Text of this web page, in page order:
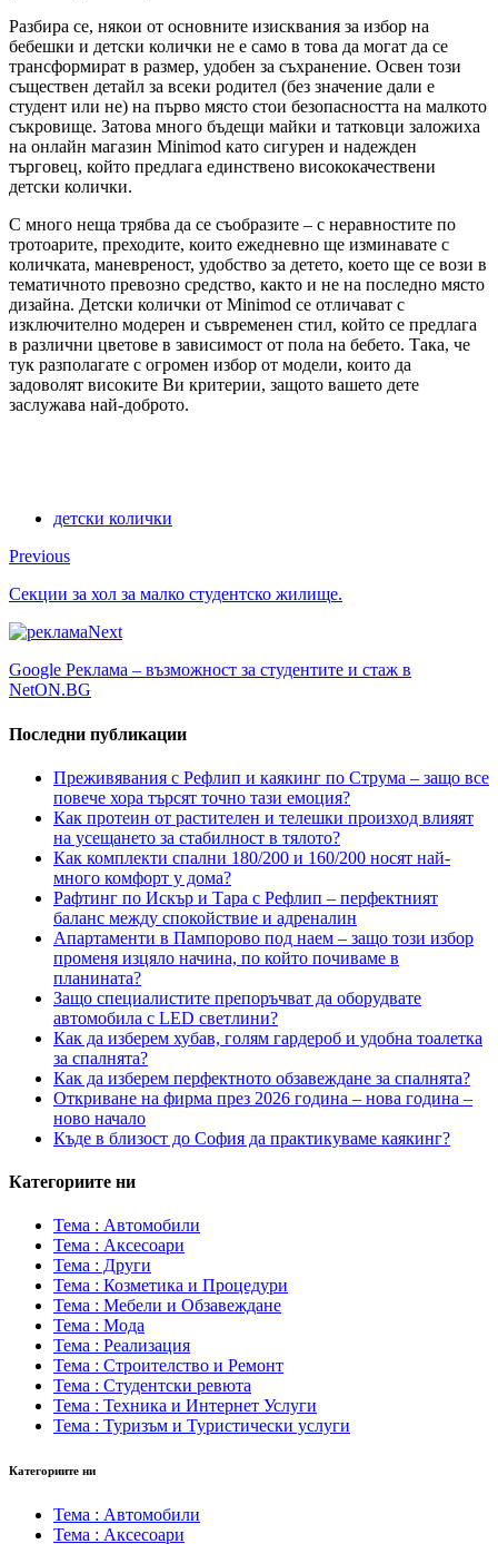
Разбира се, някои от основните изисквания за избор на
бебешки и детски колички не е само в това да могат да се
трансформират в размер, удобен за съхранение. Освен този
съществен детайл за всеки родител (без значение дали е
студент или не) на първо място стои безопасността на малкото
съкровище. Затова много бъдещи майки и татковци заложиха
на онлайн магазин Minimod като сигурен и надежден
търговец, който предлага единствено висококачествени
детски колички.
С много неща трябва да се съобразите – с неравностите по
тротоарите, преходите, които ежедневно ще изминавате с
количката, маневреност, удобство за детето, което ще се вози в
тематичното превозно средство, както и не на последно място
дизайна. Детски колички от Minimod се отличават с
изключително модерен и съвременен стил, който се предлага
в различни цветове в зависимост от пола на бебето. Така, че
тук разполагате с огромен избор от модели, които да
задоволят високите Ви критерии, защото вашето дете
заслужава най-доброто.
детски колички
Previous
Секции за хол за малко студентско жилище.
Next
Googlе Реклама – възможност за студентите и стаж в
NetON.BG
Последни публикации
Преживявания с Рефлип и каякинг по Струма – защо все
повече хора търсят точно тази емоция?
Как протеин от растителен и телешки произход влияят
на усещането за стабилност в тялото?
Как комплекти спални 180/200 и 160/200 носят най-
много комфорт у дома?
Рафтинг по Искър и Тара с Рефлип – перфектният
баланс между спокойствие и адреналин
Апартаменти в Пампорово под наем – защо този избор
променя изцяло начина, по който почиваме в
планината?
Защо специалистите препоръчват да оборудвате
автомобила с LED светлини?
Как да изберем хубав, голям гардероб и удобна тоалетка
за спалнята?
Как да изберем перфектното обзавеждане за спалнята?
Откриване на фирма през 2026 година – нова година –
ново начало
Къде в близост до София да практикуваме каякинг?
Категориите ни
Тема : Автомобили
Тема : Аксесоари
Тема : Други
Тема : Козметика и Процедури
Тема : Мебели и Обзавеждане
Тема : Мода
Тема : Реализация
Тема : Строителство и Ремонт
Тема : Студентски ревюта
Тема : Техника и Интернет Услуги
Тема : Туризъм и Туристически услуги
Категориите ни
Тема : Автомобили
Тема : Аксесоари